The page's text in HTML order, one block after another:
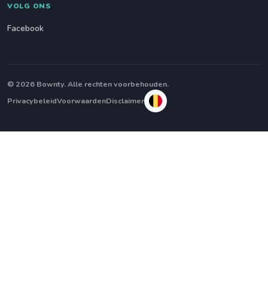
VOLG ONS
Facebook
© 2026 Bownty. Alle rechten voorbehouden.
PrivacybeleidVoorwaardenDisclaimer